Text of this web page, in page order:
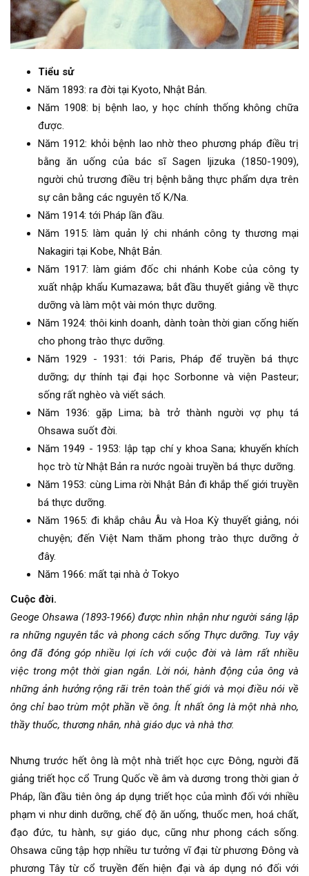
Tiểu sử
Năm 1893: ra đời tại Kyoto, Nhật Bản.
Năm 1908: bị bệnh lao, y học chính thống không chữa
được.
Năm 1912: khỏi bệnh lao nhờ theo phương pháp điều trị
bằng ăn uống của bác sĩ Sagen Ijizuka (1850-1909),
người chủ trương điều trị bệnh bằng thực phẩm dựa trên
sự cân bằng các nguyên tố K/Na.
Năm 1914: tới Pháp lần đầu.
Năm 1915: làm quản lý chi nhánh công ty thương mại
Nakagiri tại Kobe, Nhật Bản.
Năm 1917: làm giám đốc chi nhánh Kobe của công ty
xuất nhập khẩu Kumazawa; bắt đầu thuyết giảng về thực
dưỡng và làm một vài món thực dưỡng.
Năm 1924: thôi kinh doanh, dành toàn thời gian cống hiến
cho phong trào thực dưỡng.
Năm 1929 - 1931: tới Paris, Pháp để truyền bá thực
dưỡng; dự thính tại đại học Sorbonne và viện Pasteur;
sống rất nghèo và viết sách.
Năm 1936: gặp Lima; bà trở thành người vợ phụ tá
Ohsawa suốt đời.
Năm 1949 - 1953: lập tạp chí y khoa Sana; khuyến khích
học trò từ Nhật Bản ra nước ngoài truyền bá thực dưỡng.
Năm 1953: cùng Lima rời Nhật Bản đi khắp thế giới truyền
bá thực dưỡng.
Năm 1965: đi khắp châu Âu và Hoa Kỳ thuyết giảng, nói
chuyện; đến Việt Nam thăm phong trào thực dưỡng ở
đây.
Năm 1966: mất tại nhà ở Tokyo
Cuộc đời.
Geoge Ohsawa (1893-1966) được nhìn nhận như người sáng lập
ra những nguyên tắc và phong cách sống Thực dưỡng. Tuy vậy
ông đã đóng góp nhiều lợi ích với cuộc đời và làm rất nhiều
việc trong một thời gian ngắn. Lời nói, hành động của ông và
những ảnh hưởng rộng rãi trên toàn thế giới và mọi điều nói về
ông chỉ bao trùm một phần về ông. Ít nhất ông là một nhà nho,
thầy thuốc, thương nhân, nhà giáo dục và nhà thơ.
Nhưng trước hết ông là một nhà triết học cực Đông, người đã
giảng triết học cổ Trung Quốc về âm và dương trong thời gian ở
Pháp, lần đầu tiên ông áp dụng triết học của mình đối với nhiều
phạm vi như dinh dưỡng, chế độ ăn uống, thuốc men, hoá chất,
đạo đức, tu hành, sự giáo dục, cũng như phong cách sống.
Ohsawa cũng tập hợp nhiều tư tưởng vĩ đại từ phương Đông và
phương Tây từ cổ truyền đến hiện đại và áp dụng nó đối với